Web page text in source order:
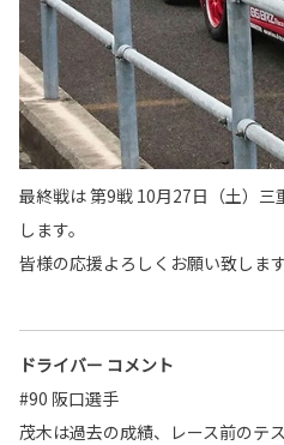
最終戦は 第9戦 10月27日（土）
します。
皆様の応援よろしくお願い致しま
ドライバー コメント
#90 阪口選手
茂木は過去の成績、レース前のテ